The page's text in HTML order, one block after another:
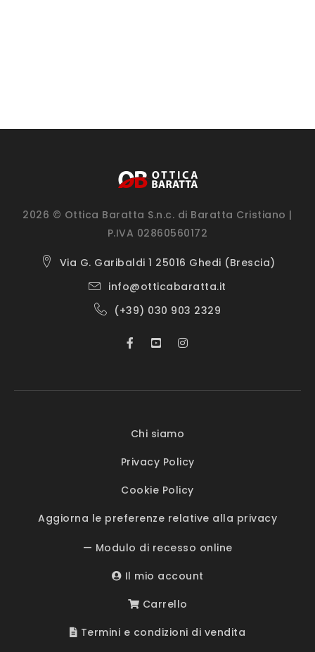
2026 © Ottica Baratta S.n.c. di Baratta Cristiano |
P.IVA 02860560172
Via G. Garibaldi 1 25016 Ghedi (Brescia)
info@otticabaratta.it
(+39) 030 903 2329
Chi siamo
Privacy Policy
Cookie Policy
Aggiorna le preferenze relative alla privacy
— Modulo di recesso online
Il mio account
Carrello
Termini e condizioni di vendita